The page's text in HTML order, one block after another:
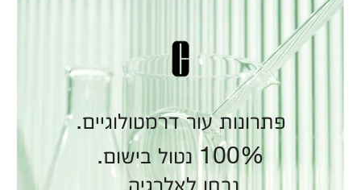
פתרונות עור דרמטולוגיים.
100% נטול בישום.
נבחן לאלרגיה.